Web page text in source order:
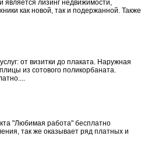
лизинг недвижимости,
как новой, так и подержанной. Также
от визитки до плаката. Наружная
из сотового поликорбаната.
"Любимая работа" бесплатно
так же оказывает ряд платных и